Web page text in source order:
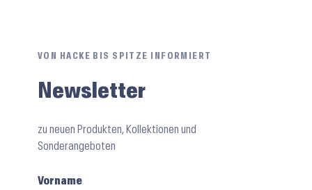
VON HACKE BIS SPITZE INFORMIERT
Newsletter
zu neuen Produkten, Kollektionen und
Sonderangeboten
Vorname